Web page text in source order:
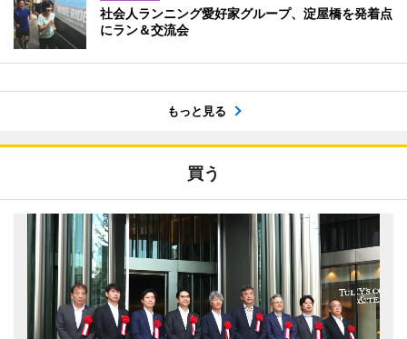
社会人ランニング愛好家グループ、淀屋橋を発着点
にラン＆交流会
もっと見る
買う